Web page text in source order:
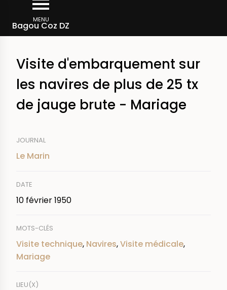
contenu
MENU
Bagou Coz DZ
d'Ariane
Rechercher dans la presse
Visite d'embarquement sur
les navires de plus de 25 tx
de jauge brute - Mariage
JOURNAL
Le Marin
DATE
10 février 1950
MOTS-CLÉS
Visite technique, Navires,Visite médicale,
Mariage
LIEU(X)